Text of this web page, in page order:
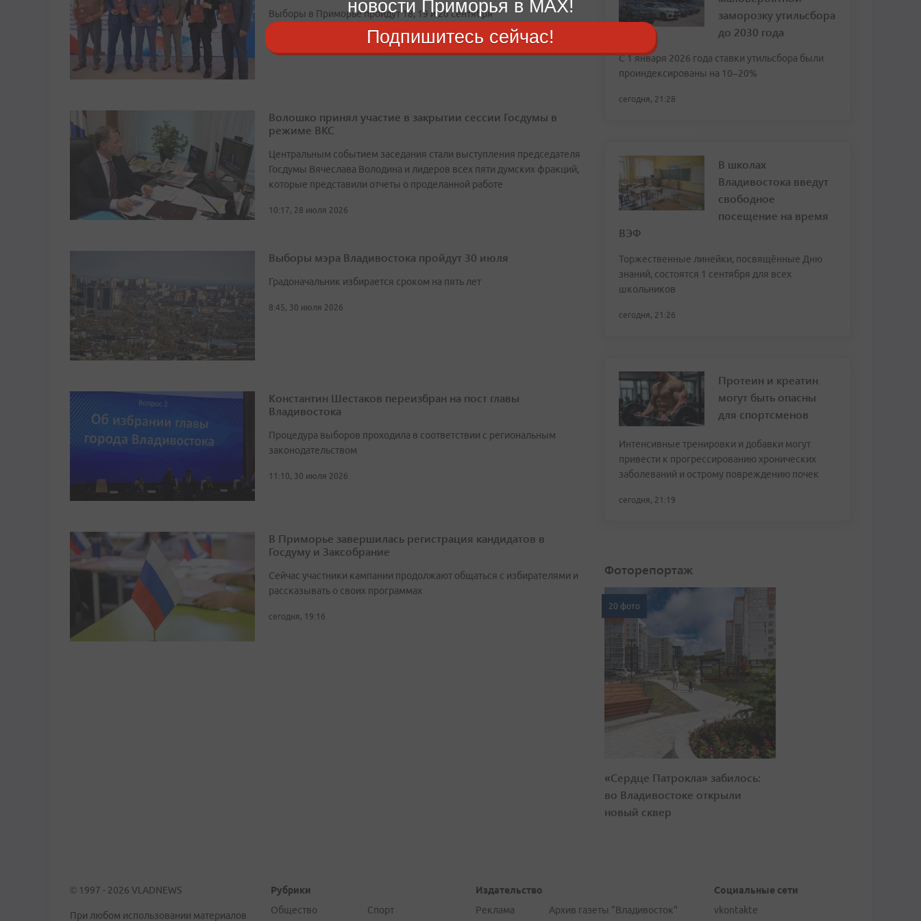
Выборы в Приморье пройдут 18, 19 и 20 сентября
Волошко принял участие в закрытии сессии Госдумы в
режиме ВКС
Центральным событием заседания стали выступления председателя
Госдумы Вячеслава Володина и лидеров всех пяти думских фракций,
которые представили отчеты о проделанной работе
10:17, 28 июля 2026
Выборы мэра Владивостока пройдут 30 июля
Градоначальник избирается сроком на пять лет
8:45, 30 июля 2026
Константин Шестаков переизбран на пост главы
Владивостока
Процедура выборов проходила в соответствии с региональным
законодательством
11:10, 30 июля 2026
В Приморье завершилась регистрация кандидатов в
Госдуму и Заксобрание
Сейчас участники кампании продолжают общаться с избирателями и
рассказывать о своих программах
сегодня, 19:16
заморозку утильсбора
до 2030 года
С 1 января 2026 года ставки утильсбора были
проиндексированы на 10–20%
сегодня, 21:28
В школах
Владивостока введут
свободное
посещение на время
ВЭФ
Торжественные линейки, посвящённые Дню
знаний, состоятся 1 сентября для всех
школьников
сегодня, 21:26
Протеин и креатин
могут быть опасны
для спортсменов
Интенсивные тренировки и добавки могут
привести к прогрессированию хронических
заболеваний и острому повреждению почек
сегодня, 21:19
Фоторепортаж
20 фото
«Сердце Патрокла» забилось:
во Владивостоке открыли
новый сквер
© 1997 - 2026 VLADNEWS
При любом использовании материалов
Рубрики
Общество
Спорт
Издательство
Реклама
Архив газеты "Владивосток"
Социальные сети
vkontakte
новости Приморья в MAX!
Подпишитесь сейчас!